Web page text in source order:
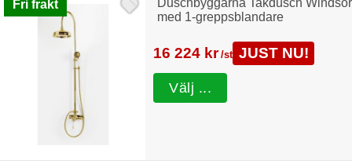
Fri frakt
Duschbyggarna Takdusch Windsor
med 1-greppsblandare
16 224 kr /st JUST NU!
Välj ...